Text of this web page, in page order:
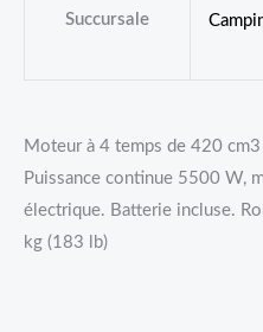
Succursale
Moteur à 4 temps de 420 cm3
Puissance continue 5500 W,
électrique. Batterie incluse.
kg (183 lb)